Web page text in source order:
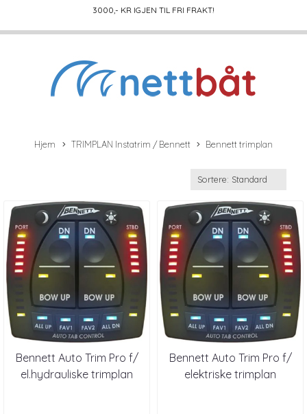
3000,- KR IGJEN TIL FRI FRAKT!
Hjem TRIMPLAN Instatrim / Bennett Bennett trimplan
Bennett Auto Trim Pro f/
el.hydrauliske trimplan
Bennett Auto Trim Pro f/
elektriske trimplan